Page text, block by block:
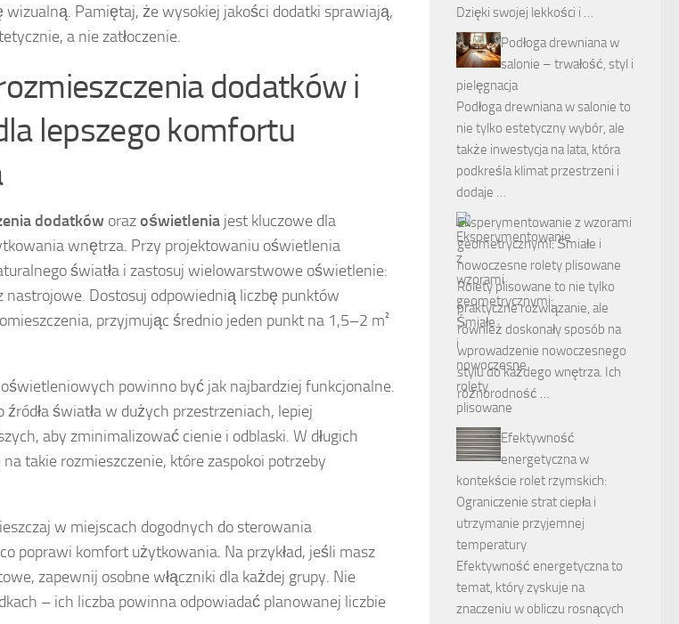
Pamiętaj, że wysokiej jakości dodatki sprawiają,
a nie zatłoczenie.
dodatków i
lepszego komfortu
dodatków orazoświetlenia jest kluczowe dla
wnętrza. Przy projektowaniu oświetlenia
światła i zastosuj wielowarstwowe oświetlenie:
nastrojowe. Dostosuj odpowiednią liczbę punktów
przyjmując średnio jeden punkt na 1,5–2 m²
powinno być jak najbardziej funkcjonalne.
światła w dużych przestrzeniach, lepiej
aby zminimalizować cienie i odblaski. W długich
takie rozmieszczenie, które zaspokoi potrzeby
w miejscach dogodnych do sterowania
poprawi komfort użytkowania. Na przykład, jeśli masz
zapewnij osobne włączniki dla każdej grupy. Nie
– ich liczba powinna odpowiadać planowanej liczbie
Dzięki swojej lekkości i …
Podłoga drewniana w
salonie – trwałość, styl i
pielęgnacja
Podłoga drewniana w salonie to
nie tylko estetyczny wybór, ale
także inwestycja na lata, która
podkreśla klimat przestrzeni i
dodaje …
Eksperymentowanie z wzorami
geometrycznymi: Śmiałe i
nowoczesne rolety plisowane
Rolety plisowane to nie tylko
praktyczne rozwiązanie, ale
również doskonały sposób na
wprowadzenie nowoczesnego
stylu do każdego wnętrza. Ich
różnorodność …
Efektywność
energetyczna w
kontekście rolet rzymskich:
Ograniczenie strat ciepła i
utrzymanie przyjemnej
temperatury
Efektywność energetyczna to
temat, który zyskuje na
znaczeniu w obliczu rosnących